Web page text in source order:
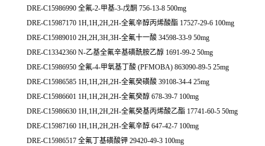
DRE-C15986990 全氟-2-甲基-3-戊酮 756-13-8 500mg
DRE-C15987170 1H,1H,2H,2H-全氟辛醇丙烯酸酯 17527-29-6 100mg
DRE-C15989010 2H,2H,3H,3H-全氟十一酸 34598-33-9 50mg
DRE-C13342360 N-乙基全氟辛基磺酰胺乙醇 1691-99-2 50mg
DRE-C15986950 全氟-4-甲氧基丁酸 (PFMOBA) 863090-89-5 25mg
DRE-C15986585 1H,1H,2H,2H-全氟癸磺酸 39108-34-4 25mg
DRE-C15986601 1H,1H,2H,2H-全氟癸醇 678-39-7 100mg
DRE-C15986630 1H,1H,2H,2H-全氟癸基丙烯酸乙酯 17741-60-5 50mg
DRE-C15987160 1H,1H,2H,2H-全氟辛醇 647-42-7 100mg
DRE-C15986517 全氟丁基磺酸钾 29420-49-3 100mg